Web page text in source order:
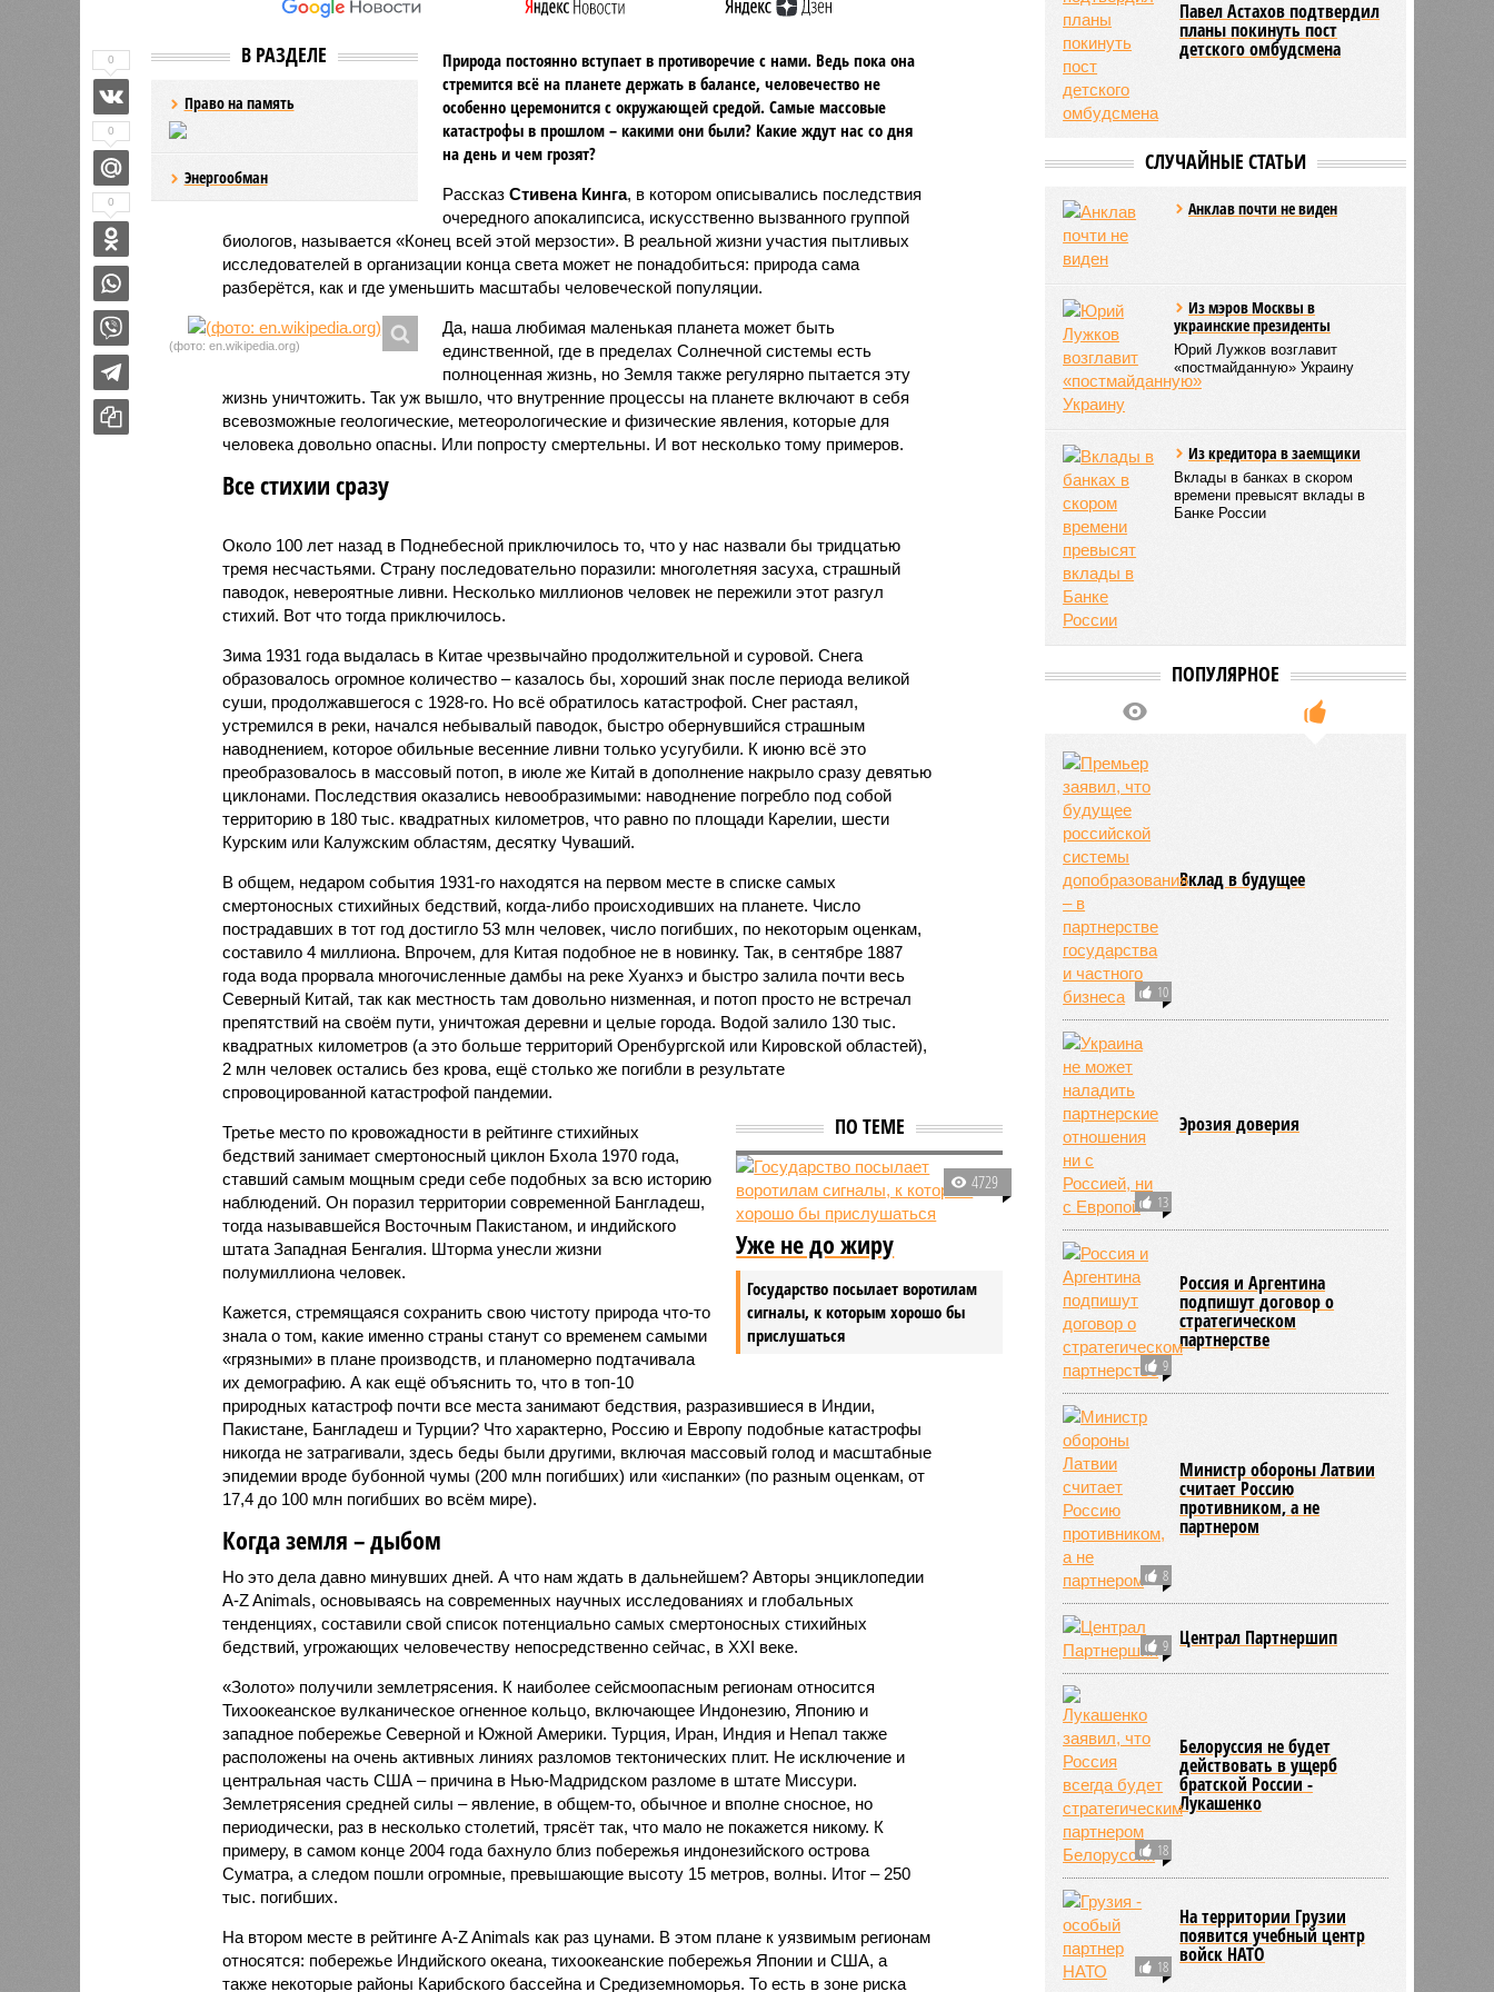
В РАЗДЕЛЕ
Право на память
Энергообман
Природа постоянно вступает в противоречие с нами. Ведь пока она
стремится всё на планете держать в балансе, человечество не
особенно церемонится с окружающей средой. Самые массовые
катастрофы в прошлом – какими они были? Какие ждут нас со дня
на день и чем грозят?
Рассказ Стивена Кинга, в котором описывались последствия
очередного апокалипсиса, искусственно вызванного группой
биологов, называется «Конец всей этой мерзости». В реальной жизни участия пытливых
исследователей в организации конца света может не понадобиться: природа сама
разберётся, как и где уменьшить масштабы человеческой популяции.
(фото: en.wikipedia.org)
Да, наша любимая маленькая планета может быть
единственной, где в пределах Солнечной системы есть
полноценная жизнь, но Земля также регулярно пытается эту
жизнь уничтожить. Так уж вышло, что внутренние процессы на планете включают в себя
всевозможные геологические, метеорологические и физические явления, которые для
человека довольно опасны. Или попросту смертельны. И вот несколько тому примеров.
Все стихии сразу
Около 100 лет назад в Поднебесной приключилось то, что у нас назвали бы тридцатью
тремя несчастьями. Страну последовательно поразили: многолетняя засуха, страшный
паводок, невероятные ливни. Несколько миллионов человек не пережили этот разгул
стихий. Вот что тогда приключилось.
Зима 1931 года выдалась в Китае чрезвычайно продолжительной и суровой. Снега
образовалось огромное количество – казалось бы, хороший знак после периода великой
суши, продолжавшегося с 1928-го. Но всё обратилось катастрофой. Снег растаял,
устремился в реки, начался небывалый паводок, быстро обернувшийся страшным
наводнением, которое обильные весенние ливни только усугубили. К июню всё это
преобразовалось в массовый потоп, в июле же Китай в дополнение накрыло сразу девятью
циклонами. Последствия оказались невообразимыми: наводнение погребло под собой
территорию в 180 тыс. квадратных километров, что равно по площади Карелии, шести
Курским или Калужским областям, десятку Чуваший.
В общем, недаром события 1931-го находятся на первом месте в списке самых
смертоносных стихийных бедствий, когда-либо происходивших на планете. Число
пострадавших в тот год достигло 53 млн человек, число погибших, по некоторым оценкам,
составило 4 миллиона. Впрочем, для Китая подобное не в новинку. Так, в сентябре 1887
года вода прорвала многочисленные дамбы на реке Хуанхэ и быстро залила почти весь
Северный Китай, так как местность там довольно низменная, и потоп просто не встречал
препятствий на своём пути, уничтожая деревни и целые города. Водой залило 130 тыс.
квадратных километров (а это больше территорий Оренбургской или Кировской областей),
2 млн человек остались без крова, ещё столько же погибли в результате
спровоцированной катастрофой пандемии.
ПО ТЕМЕ
4729
Уже не до жиру
Государство посылает воротилам
сигналы, к которым хорошо бы
прислушаться
Третье место по кровожадности в рейтинге стихийных
бедствий занимает смертоносный циклон Бхола 1970 года,
ставший самым мощным среди себе подобных за всю историю
наблюдений. Он поразил территории современной Бангладеш,
тогда называвшейся Восточным Пакистаном, и индийского
штата Западная Бенгалия. Шторма унесли жизни
полумиллиона человек.
Кажется, стремящаяся сохранить свою чистоту природа что-то
знала о том, какие именно страны станут со временем самыми
«грязными» в плане производств, и планомерно подтачивала
их демографию. А как ещё объяснить то, что в топ-10
природных катастроф почти все места занимают бедствия, разразившиеся в Индии,
Пакистане, Бангладеш и Турции? Что характерно, Россию и Европу подобные катастрофы
никогда не затрагивали, здесь беды были другими, включая массовый голод и масштабные
эпидемии вроде бубонной чумы (200 млн погибших) или «испанки» (по разным оценкам, от
17,4 до 100 млн погибших во всём мире).
Когда земля – дыбом
Но это дела давно минувших дней. А что нам ждать в дальнейшем? Авторы энциклопедии
A-Z Animals, основываясь на современных научных исследованиях и глобальных
тенденциях, составили свой список потенциально самых смертоносных стихийных
бедствий, угрожающих человечеству непосредственно сейчас, в XXI веке.
«Золото» получили землетрясения. К наиболее сейсмоопасным регионам относится
Тихоокеанское вулканическое огненное кольцо, включающее Индонезию, Японию и
западное побережье Северной и Южной Америки. Турция, Иран, Индия и Непал также
расположены на очень активных линиях разломов тектонических плит. Не исключение и
центральная часть США – причина в Нью-Мадридском разломе в штате Миссури.
Землетрясения средней силы – явление, в общем-то, обычное и вполне сносное, но
периодически, раз в несколько столетий, трясёт так, что мало не покажется никому. К
примеру, в самом конце 2004 года бахнуло близ побережья индонезийского острова
Суматра, а следом пошли огромные, превышающие высоту 15 метров, волны. Итог – 250
тыс. погибших.
На втором месте в рейтинге A-Z Animals как раз цунами. В этом плане к уязвимым регионам
относятся: побережье Индийского океана, тихо­океанские побережья Японии и США, а
также некоторые районы Карибского бассейна и Средиземноморья. То есть в зоне риска
0
0
0
Павел Астахов подтвердил
планы покинуть пост
детского омбудсмена
СЛУЧАЙНЫЕ СТАТЬИ
Анклав почти не виден
Из мэров Москвы в
украинские президенты
Юрий Лужков возглавит
«постмайданную» Украину
Из кредитора в заемщики
Вклады в банках в скором
времени превысят вклады в
Банке России
ПОПУЛЯРНОЕ
10
Вклад в будущее
13
Эрозия доверия
9
Россия и Аргентина
подпишут договор о
стратегическом
партнерстве
8
Министр обороны Латвии
считает Россию
противником, а не
партнером
9 Централ Партнершип
18
Белоруссия не будет
действовать в ущерб
братской России -
Лукашенко
18
На территории Грузии
появится учебный центр
войск НАТО